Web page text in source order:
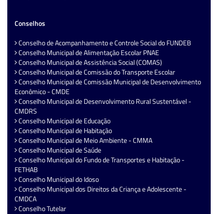
Conselhos
Conselho de Acompanhamento e Controle Social do FUNDEB
Conselho Municipal de Alimentação Escolar PNAE
Conselho Municipal de Assistência Social (COMAS)
Conselho Municipal de Comissão do Transporte Escolar
Conselho Municipal de Comissão Municipal de Desenvolvimento
Econômico - CMDE
Conselho Municipal de Desenvolvimento Rural Sustentável -
CMDRS
Conselho Municipal de Educação
Conselho Municipal de Habitação
Conselho Municipal de Meio Ambiente - CMMA
Conselho Municipal de Saúde
Conselho Municipal do Fundo de Transportes e Habitação -
FETHAB
Conselho Municipal do Idoso
Conselho Municipal dos Direitos da Criança e Adolescente -
CMDCA
Conselho Tutelar